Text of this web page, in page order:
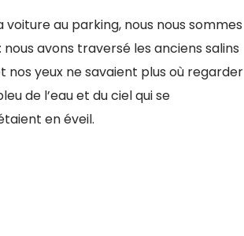
au parking, nous nous sommes
avons traversé les anciens salins
nos yeux ne savaient plus où regarder
de l’eau et du ciel qui se
en éveil.